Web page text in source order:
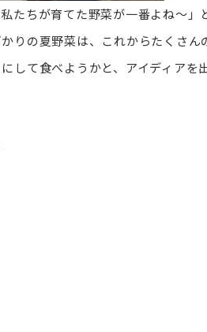
私たちが育てた野菜が一番よね～
りの夏野菜は、これからたくさん
して食べようかと、アイディア